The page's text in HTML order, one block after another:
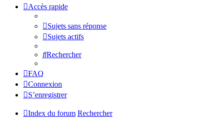
Accès rapide
Sujets sans réponse
Sujets actifs
Rechercher
FAQ
Connexion
S’enregistrer
Index du forum Rechercher